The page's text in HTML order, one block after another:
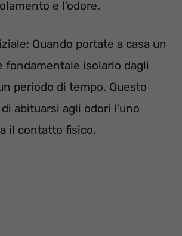
e l’odore.
Quando portate a casa un
fondamentale isolarlo dagli
periodo di tempo. Questo
abituarsi agli odori l’uno
il contatto fisico.